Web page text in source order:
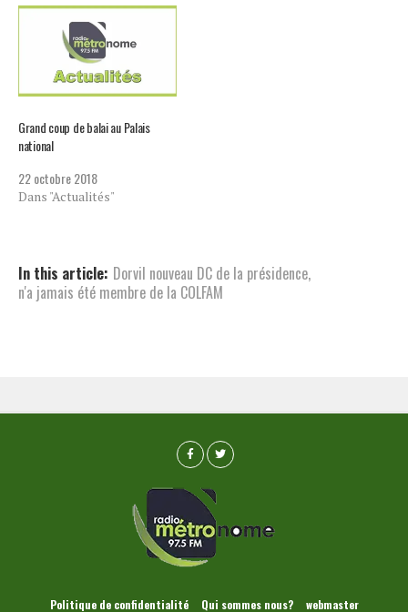
Grand coup de balai au Palais
national
22 octobre 2018
Dans "Actualités"
In this article: Dorvil nouveau DC de la présidence,
n'a jamais été membre de la COLFAM
Politique de confidentialité Qui sommes nous? webmaster